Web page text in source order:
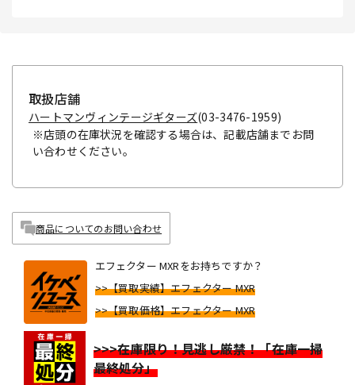
取扱店舗
ハートマンヴィンテージギターズ(03-3476-1959)
※店頭の在庫状況を確認する場合は、記載店舗までお問
い合わせください。
商品についてのお問い合わせ
エフェクター MXRをお持ちですか？
>>【買取実績】エフェクター MXR
>>【買取価格】エフェクター MXR
>>>在庫限り！見逃し厳禁！「在庫一掃
最終処分」